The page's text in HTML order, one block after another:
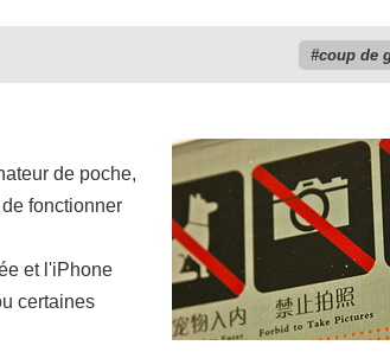
coup de
de poche,
de fonctionner
et l'iPhone
certaines